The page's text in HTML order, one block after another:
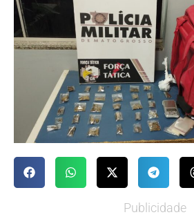
Publicidade